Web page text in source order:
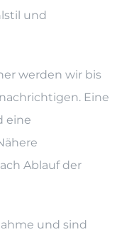
und
werden wir bis
Eine
eine
Ablauf der
und sind